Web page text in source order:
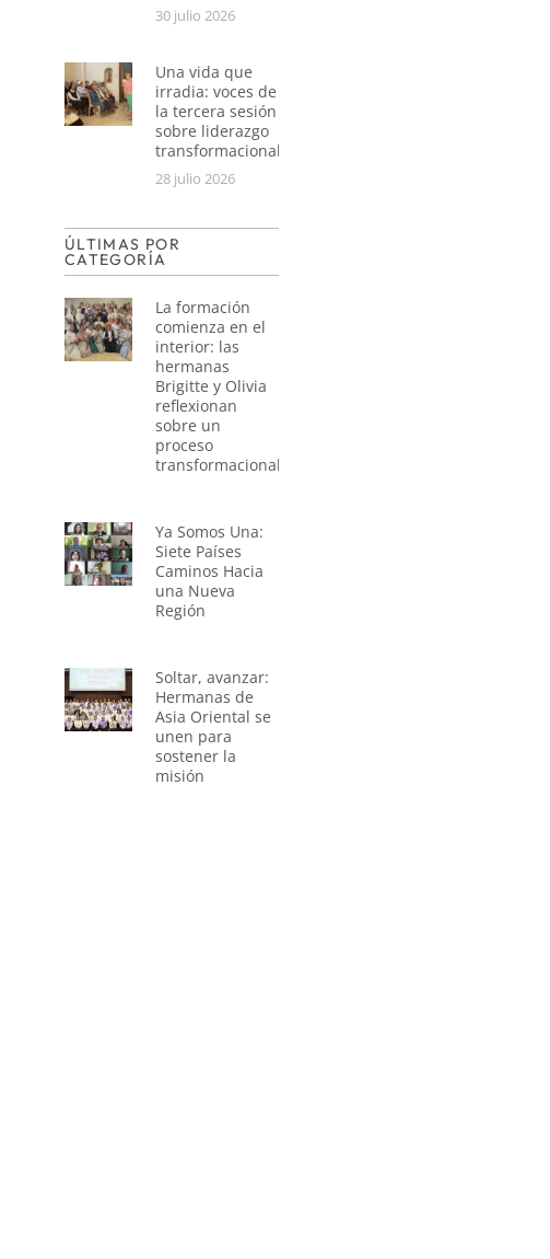
30 julio 2026
Una vida que
irradia: voces de
la tercera sesión
sobre liderazgo
transformacional
28 julio 2026
ÚLTIMAS POR
CATEGORÍA
La formación
comienza en el
interior: las
hermanas
Brigitte y Olivia
reflexionan
sobre un
proceso
transformacional
Ya Somos Una:
Siete Países
Caminos Hacia
una Nueva
Región
Soltar, avanzar:
Hermanas de
Asia Oriental se
unen para
sostener la
misión